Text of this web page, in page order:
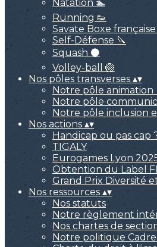
Natation 🏊
Running 👟
Savate Boxe française
Self-Défense 🔪
Squash ⚫
Volley-ball 🏐
Nos pôles transverses ▴▾
Notre pôle animation
Notre pôle
Notre pôle inclusion
Nos actions ▴▾
Handicap ou pas cap
TIGALY
Eurogames Lyon
Obtention du Label
Grand Prix Diversité
Nos ressources ▴▾
Nos statuts
Notre règlement
Nos chartes de
Notre politique Cadre